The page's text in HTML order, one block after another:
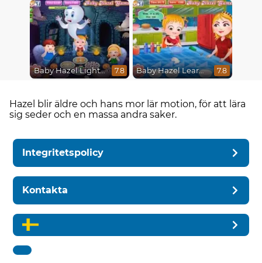
Baby Hazel Lighthouse Adventure 7.8 Baby Hazel Learns Colors 7.8
Hazel blir äldre och hans mor lär motion, för att lära
sig seder och en massa andra saker.
Integritetspolicy
Kontakta